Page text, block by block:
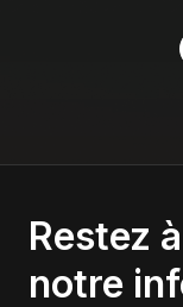
Restez
notre